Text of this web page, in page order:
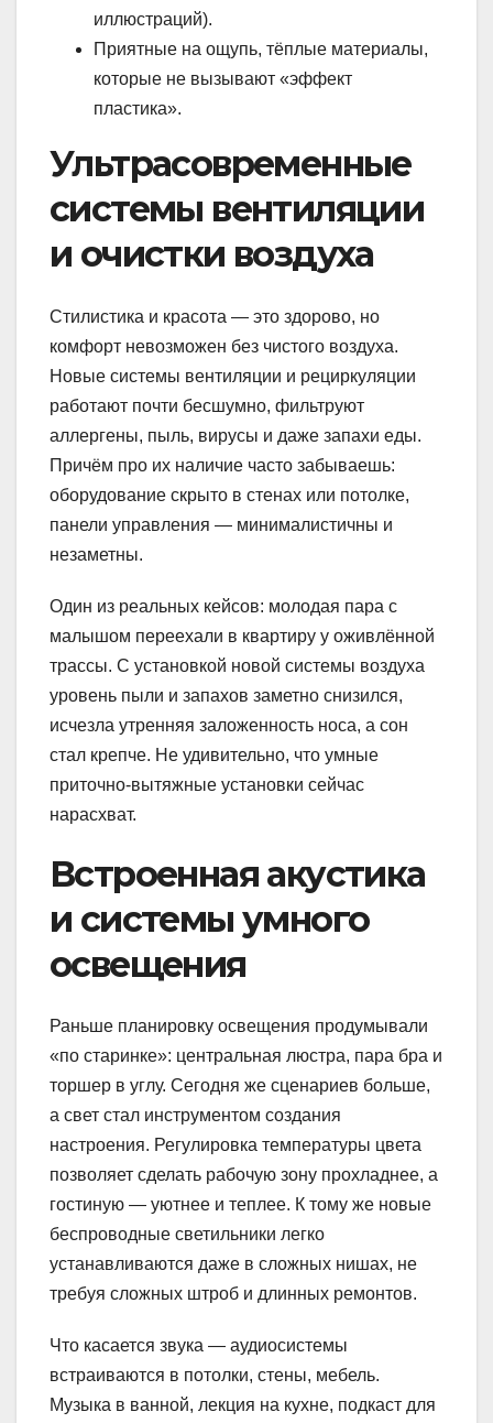
иллюстраций).
Приятные на ощупь, тёплые материалы,
которые не вызывают «эффект
пластика».
Ультрасовременные
системы вентиляции
и очистки воздуха
Стилистика и красота — это здорово, но
комфорт невозможен без чистого воздуха.
Новые системы вентиляции и рециркуляции
работают почти бесшумно, фильтруют
аллергены, пыль, вирусы и даже запахи еды.
Причём про их наличие часто забываешь:
оборудование скрыто в стенах или потолке,
панели управления — минималистичны и
незаметны.
Один из реальных кейсов: молодая пара с
малышом переехали в квартиру у оживлённой
трассы. С установкой новой системы воздуха
уровень пыли и запахов заметно снизился,
исчезла утренняя заложенность носа, а сон
стал крепче. Не удивительно, что умные
приточно-вытяжные установки сейчас
нарасхват.
Встроенная акустика
и системы умного
освещения
Раньше планировку освещения продумывали
«по старинке»: центральная люстра, пара бра и
торшер в углу. Сегодня же сценариев больше,
а свет стал инструментом создания
настроения. Регулировка температуры цвета
позволяет сделать рабочую зону прохладнее, а
гостиную — уютнее и теплее. К тому же новые
беспроводные светильники легко
устанавливаются даже в сложных нишах, не
требуя сложных штроб и длинных ремонтов.
Что касается звука — аудиосистемы
встраиваются в потолки, стены, мебель.
Музыка в ванной, лекция на кухне, подкаст для